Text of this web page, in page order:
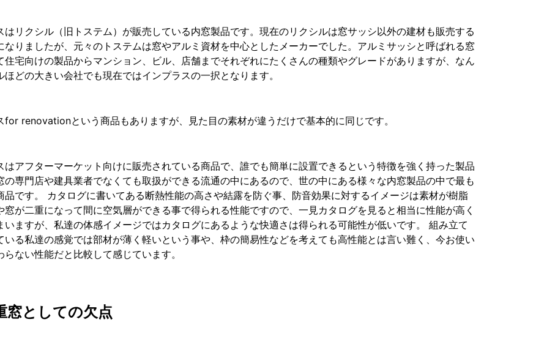
はリクシル（旧トステム）が販売している内窓製品です。現在のリクシルは窓サッシ以外の建材も販売する
なりましたが、元々のトステムは窓やアルミ資材を中心としたメーカーでした。アルミサッシと呼ばれる窓
住宅向けの製品からマンション、ビル、店舗までそれぞれにたくさんの種類やグレードがありますが、なん
ほどの大きい会社でも現在ではインプラスの一択となります。
for renovationという商品もありますが、見た目の素材が違うだけで基本的に同じです。
はアフターマーケット向けに販売されている商品で、誰でも簡単に設置できるという特徴を強く持った製品
の専門店や建具業者でなくても取扱ができる流通の中にあるので、世の中にある様々な内窓製品の中で最も
品です。 カタログに書いてある断熱性能の高さや結露を防ぐ事、防音効果に対するイメージは素材が樹脂
窓が二重になって間に空気層ができる事で得られる性能ですので、一見カタログを見ると相当に性能が高く
いますが、私達の体感イメージではカタログにあるような快適さは得られる可能性が低いです。 組み立て
いる私達の感覚では部材が薄く軽いという事や、枠の簡易性などを考えても高性能とは言い難く、今お使い
らない性能だと比較して感じています。
窓としての欠点